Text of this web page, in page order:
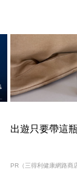
出遊只要帶這
PR（三得利健康網路商